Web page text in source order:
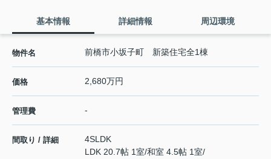
基本情報 詳細情報 周辺環境
物件名 前橋市小坂子町 新築住宅全1棟
価格 2,680万円
管理費 -
間取り / 詳細
4SLDK
LDK 20.7帖 1室/和室 4.5帖 1室/